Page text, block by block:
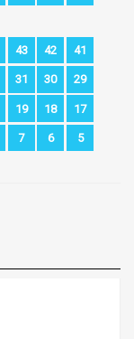
43 42 41
31 30 29
19 18 17
7 6 5